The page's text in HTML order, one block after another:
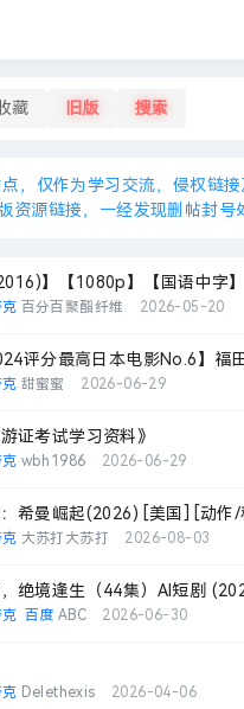
藏 旧版 搜索
，仅作为学习交流，侵权链接
资源链接，一经发现删帖封号
】【1080p】【国语中字
百分百聚酯纤维 2026-05-20
评分最高日本电影No.6】
甜蜜蜜 2026-06-29
证考试学习资料》
wbh1986 2026-06-29
希曼崛起(2026) [美国] [动
大苏打大苏打 2026-08-03
绝境逢生（44集）AI短剧
百度 ABC 2026-06-30
Delethexis 2026-04-06